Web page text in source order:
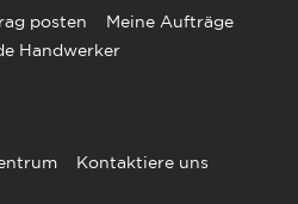
posten
Meine Aufträge
Handwerker
Kontaktiere uns